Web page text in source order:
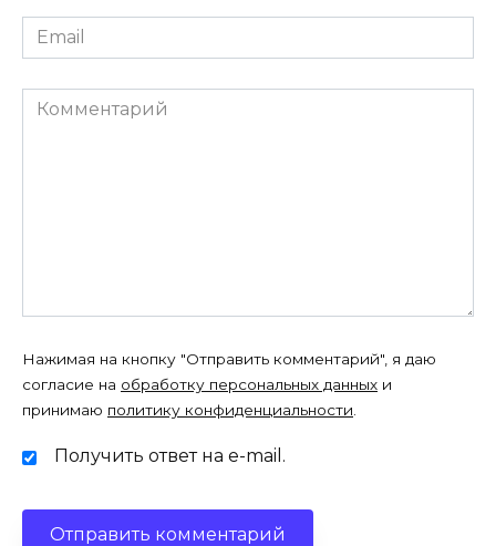
Email
*
Комментарий
Нажимая на кнопку "Отправить комментарий", я даю
согласие на обработку персональных данных и
принимаю политику конфиденциальности
Получить ответ на e-mail.